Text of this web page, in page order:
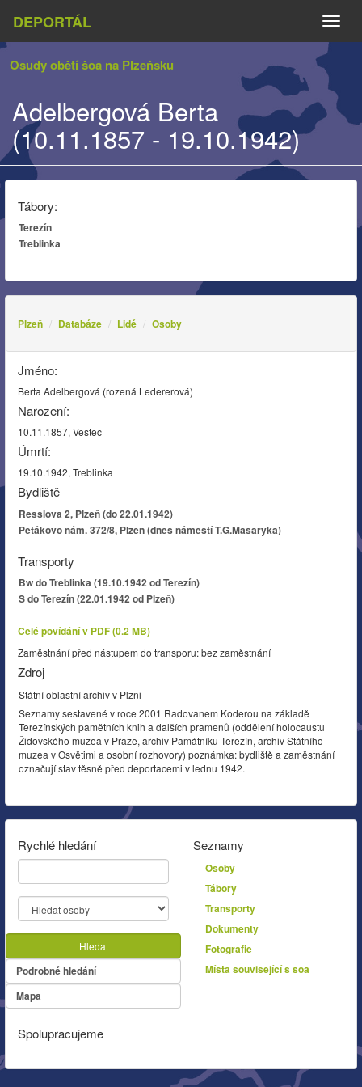
DEPORTÁL
Osudy obětí šoa na Plzeňsku
Adelbergová Berta
(10.11.1857 - 19.10.1942)
Tábory:
Terezín
Treblinka
Plzeň Databáze Lidé Osoby
Jméno:
Berta Adelbergová (rozená Ledererová)
Narození:
10.11.1857, Vestec
Úmrtí:
19.10.1942, Treblinka
Bydliště
Resslova 2, Plzeň (do 22.01.1942)
Petákovo nám. 372/8, Plzeň (dnes náměstí T.G.Masaryka)
Transporty
Bw do Treblinka (19.10.1942 od Terezín)
S do Terezín (22.01.1942 od Plzeň)
Celé povídání v PDF (0.2 MB)
Zaměstnání před nástupem do transporu: bez zaměstnání
Zdroj
Státní oblastní archiv v Plzni
Seznamy sestavené v roce 2001 Radovanem Koderou na základě
Terezínských pamětních knih a dalších pramenů (oddělení holocaustu
Židovského muzea v Praze, archiv Památníku Terezín, archiv Státního
muzea v Osvětimi a osobní rozhovory) poznámka: bydliště a zaměstnání
označují stav těsně před deportacemi v lednu 1942.
Rychlé hledání
Hledat
Podrobné hledání
Mapa
Seznamy
Osoby
Tábory
Transporty
Dokumenty
Fotografie
Místa související s šoa
Spolupracujeme